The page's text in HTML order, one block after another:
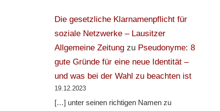
Die gesetzliche Klarnamenpflicht für
soziale Netzwerke – Lausitzer
Allgemeine Zeitungzu Pseudonyme: 8
gute Gründe für eine neue Identität –
und was bei der Wahl zu beachten ist
19.12.2023
[…] unter seinen richtigen Namen zu